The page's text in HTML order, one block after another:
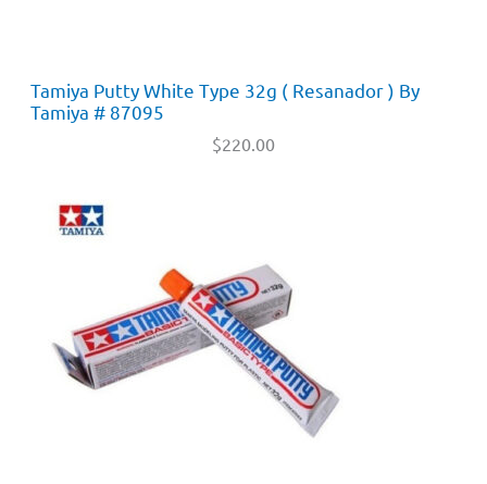
Tamiya Putty White Type 32g ( Resanador ) By
Tamiya # 87095
$220.00